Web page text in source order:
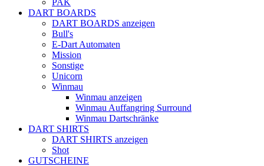
DART BOARDS
DART BOARDS anzeigen
Bull's
E-Dart Automaten
Mission
Sonstige
Unicorn
Winmau
Winmau anzeigen
Winmau Auffangring Surround
Winmau Dartschränke
DART SHIRTS
DART SHIRTS anzeigen
Shot
GUTSCHEINE